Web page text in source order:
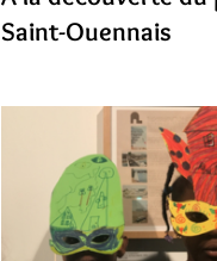
Saint-Ouennais